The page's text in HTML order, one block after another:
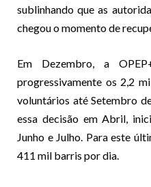
sublinhando que as
chegou o momento de
Em Dezembro, a
progressivamente os 2,2
voluntários até Setembro
essa decisão em Abril,
Junho e Julho. Para este
411 mil barris por dia.